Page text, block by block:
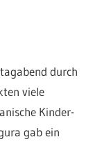
durch
viele
Kinder-
gab ein